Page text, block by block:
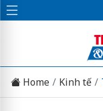
Home Kinh tế